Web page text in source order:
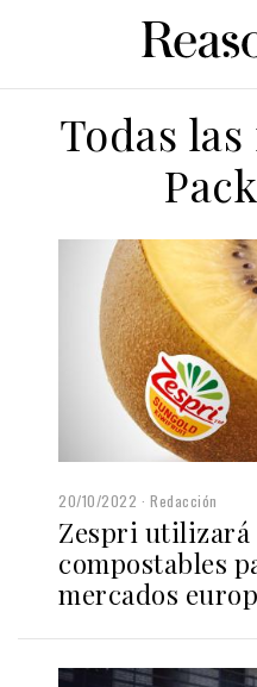
Todas
20/10/2022 Redacción
Zespri utilizará
compostables
mercados